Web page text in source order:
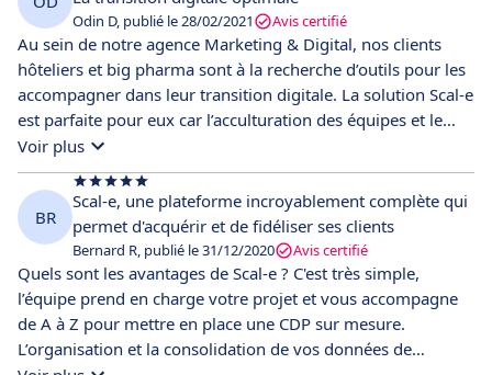
Un accompagnement sur-mesure est proposé par l’équipe
Scal-e, le top pour permettre une prise en main rapide et un
usage poussé de l’outil.
Odin D, publié le 28/02/2021 Avis certifié
Au sein de notre agence Marketing & Digital, nos clients
hôteliers et big pharma sont à la recherche d’outils pour les
accompagner dans leur transition digitale. La solution Scal-e
est parfaite pour eux car l’acculturation des équipes et le
management nécessitent un tel outil. De plus, les équipes
de Scal-e proposent un accompagnement proposé avec
beaucoup de pédagogie, ce qui non négligeable lorsque l’on
souhaite maximiser l'impact du soft. Résultat, des clients
satisfaits qui voient concrètement l'impact sur leurs
résultats commerciaux.
Voir plus
BR
Scal-e, une plateforme incroyablement complète qui
permet d'acquérir et de fidéliser ses clients
Bernard R, publié le 31/12/2020 Avis certifié
Quels sont les avantages de Scal-e ? C'est très simple,
l’équipe prend en charge votre projet et vous accompagne
de A à Z pour mettre en place une CDP sur mesure.
L’organisation et la consolidation de vos données de